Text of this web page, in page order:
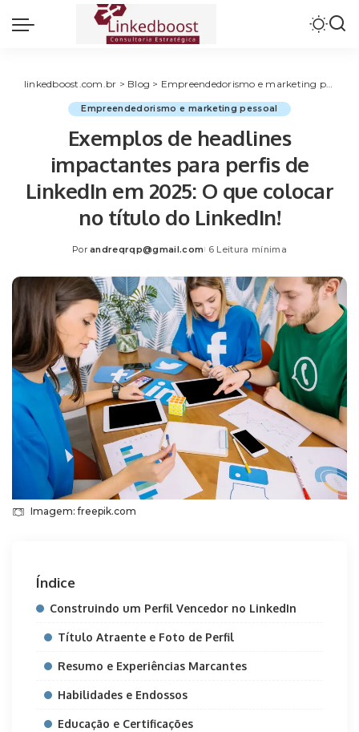
linkedboost.com.br > Blog > Empreendedorismo e marketing pessoal
Empreendedorismo e marketing pessoal
Exemplos de headlines
impactantes para perfis de
LinkedIn em 2025: O que colocar
no título do LinkedIn!
Posted
Por andreqrqp@gmail.com 6 Leitura mínima
Imagem: freepik.com
Índice
Construindo um Perfil Vencedor no LinkedIn
Título Atraente e Foto de Perfil
Resumo e Experiências Marcantes
Habilidades e Endossos
Educação e Certificações